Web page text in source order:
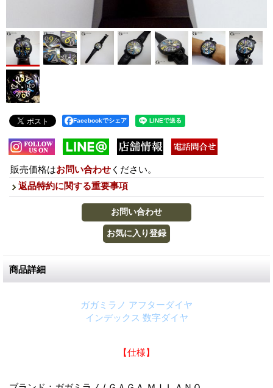
Facebookでシェア
販売価格はお問い合わせ ください。
返品特約に関する重要事項
商品詳細
ガガミラノ アフターダイヤ
インデックス 数字ダイヤ
【仕様】